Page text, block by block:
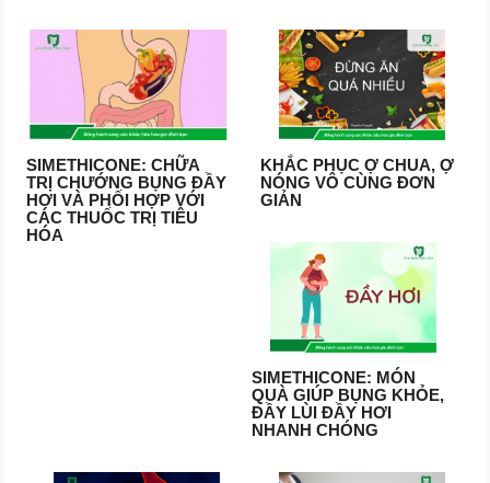
SIMETHICONE: CHỮA
TRỊ CHƯỚNG BỤNG ĐẦY
HƠI VÀ PHỐI HỢP VỚI
CÁC THUỐC TRỊ TIÊU
HÓA
KHẮC PHỤC Ợ CHUA, Ợ
NÓNG VÔ CÙNG ĐƠN
GIẢN
SIMETHICONE: MÓN
QUÀ GIÚP BỤNG KHỎE,
ĐẦY LÙI ĐẦY HƠI
NHANH CHÓNG